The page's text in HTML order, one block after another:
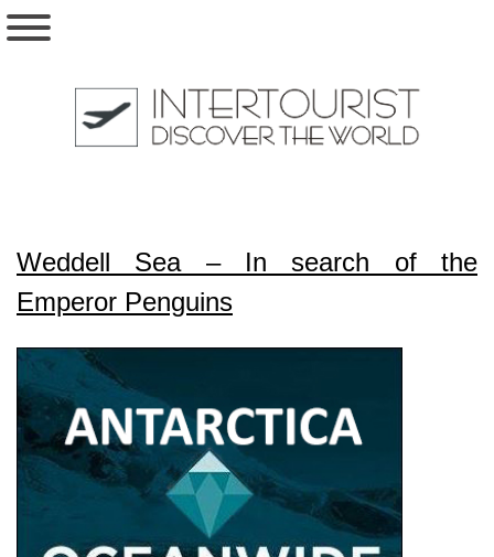
Weddell Sea – In search of the
Emperor Penguins